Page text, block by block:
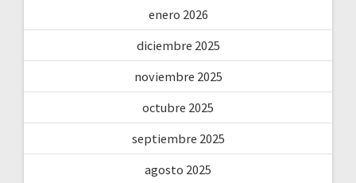
enero 2026
diciembre 2025
noviembre 2025
octubre 2025
septiembre 2025
agosto 2025